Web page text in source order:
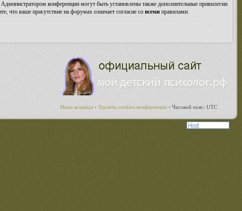
конференции могут быть установлены также дополнительные привилегии
что ваше присутствие на форумах означает согласие со всеми правилами.
Наша команда • Удалить cookies конференции • Часовой пояс: UTC